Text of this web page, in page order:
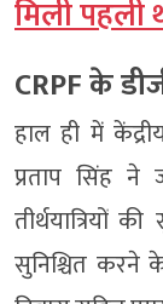
मिली पहली
CRPF के
हाल ही में
प्रताप सिंह ने
तीर्थयात्रियों
सुनिश्चित करने